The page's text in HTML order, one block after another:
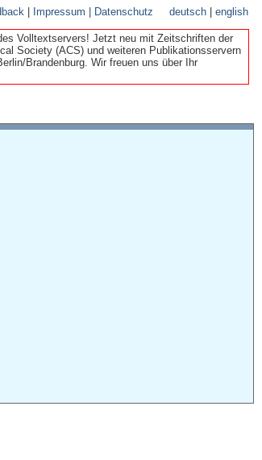
Impressum | Datenschutz deutsch |english
Volltextservers! Jetzt neu mit Zeitschriften der
Society (ACS) und weiteren Publikationsservern
Brandenburg. Wir freuen uns über Ihr